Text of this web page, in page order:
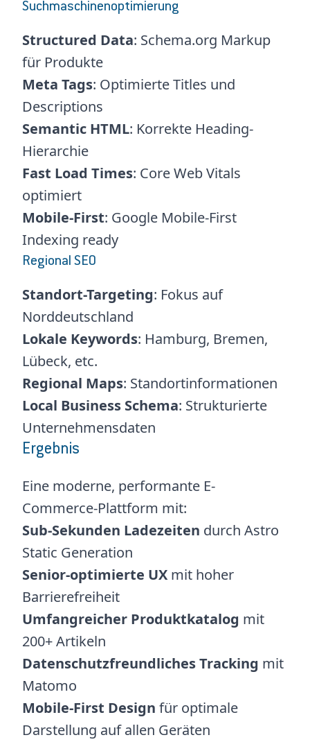
Suchmaschinenoptimierung
Structured Data: Schema.org Markup
für Produkte
Meta Tags: Optimierte Titles und
Descriptions
Semantic HTML: Korrekte Heading-
Hierarchie
Fast Load Times: Core Web Vitals
optimiert
Mobile-First: Google Mobile-First
Indexing ready
Regional SEO
Standort-Targeting: Fokus auf
Norddeutschland
Lokale Keywords: Hamburg, Bremen,
Lübeck, etc.
Regional Maps: Standortinformationen
Local Business Schema: Strukturierte
Unternehmensdaten
Ergebnis
Eine moderne, performante E-
Commerce-Plattform mit:
Sub-Sekunden Ladezeiten durch Astro
Static Generation
Senior-optimierte UX mit hoher
Barrierefreiheit
Umfangreicher Produktkatalog mit
200+ Artikeln
Datenschutzfreundliches Tracking mit
Matomo
Mobile-First Design für optimale
Darstellung auf allen Geräten